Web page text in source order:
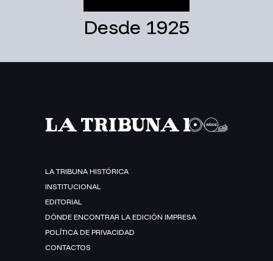
Desde 1925
LA TRIBUNA HISTÓRICA
INSTITUCIONAL
EDITORIAL
DÓNDE ENCONTRAR LA EDICIÓN IMPRESA
POLÍTICA DE PRIVACIDAD
CONTACTOS